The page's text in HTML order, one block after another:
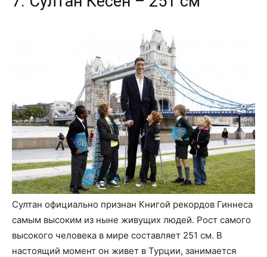
Султан официально признан Книгой рекордов Гиннеса
самым высоким из ныне живущих людей. Рост самого
высокого человека в мире составляет 251 см. В
настоящий момент он живет в Турции, занимается